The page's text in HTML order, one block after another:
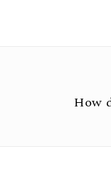
How